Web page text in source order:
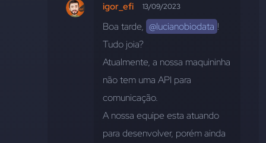
igor_efi 13/09/2023
Boa tarde, @lucianobiodata !
Tudo joia?
Atualmente, a nossa maquininha
não tem uma API para
comunicação.
A nossa equipe esta atuando
para desenvolver, porém ainda